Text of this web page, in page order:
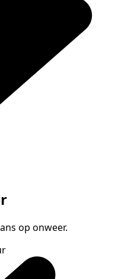
op onweer.